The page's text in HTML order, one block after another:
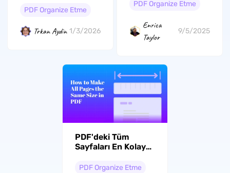
PDF Organize Etme
Trkan Aydin 1/3/2026
Yöntem
PDF Organize Etme
Enrica
Taylor
9/5/2025
PDF'deki Tüm
Sayfaları En Kolay
Nasıl Getirirsiniz?
PDF Organize Etme